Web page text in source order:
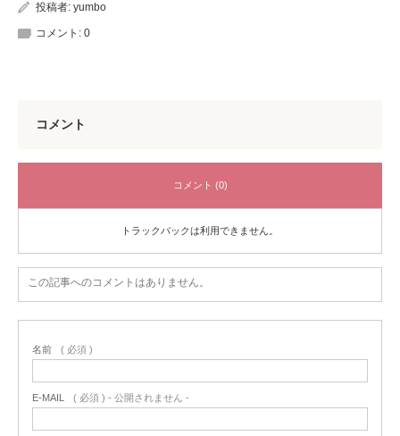
投稿者: yumbo
コメント: 0
コメント
コメント (0)
トラックバックは利用できません。
この記事へのコメントはありません。
名前 ( 必須 )
E-MAIL ( 必須 ) - 公開されません -